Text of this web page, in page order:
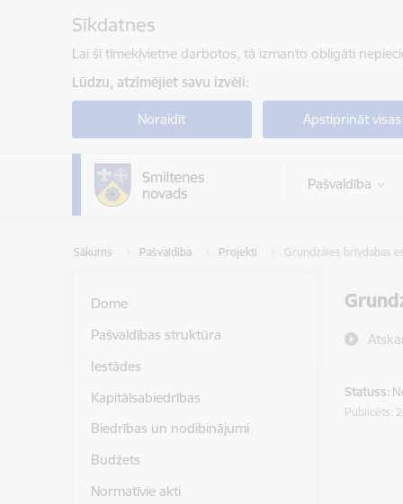
Sīkdatnes
Lai šī tīmekļvietne darbotos, tā izmanto obligāti
Lūdzu, atzīmējiet savu izvēli:
Noraidīt Apstiprināt visas
Pašvaldība
Sākums Pašvaldība Projekti Grundzāles brīvdabas
Dome
Pašvaldības struktūra
Iestādes
Kapitālsabiedrības
Biedrības un nodibinājumi
Budžets
Normatīvie akti
Statuss:
Publicēts: